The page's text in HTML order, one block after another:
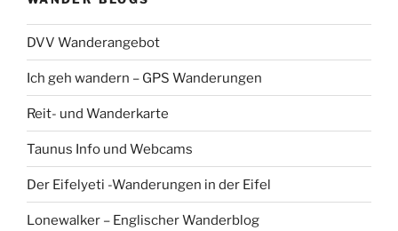
DVV Wanderangebot
Ich geh wandern – GPS Wanderungen
Reit- und Wanderkarte
Taunus Info und Webcams
Der Eifelyeti -Wanderungen in der Eifel
Lonewalker – Englischer Wanderblog